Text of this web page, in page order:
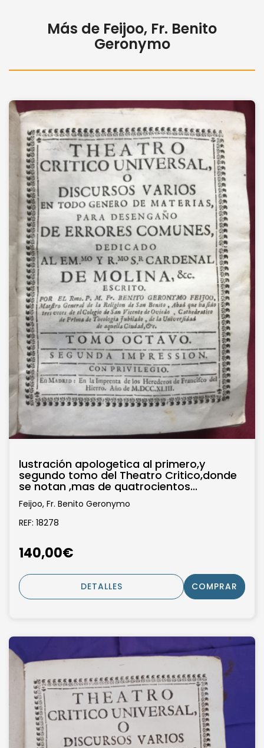
Más de Feijoo, Fr. Benito
Geronymo
lustración apologetica al primero,y
segundo tomo del Theatro Critico,donde
se notan ,mas de quatrocientos...
Feijoo, Fr. Benito Geronymo
REF: 18278
140,00€
DETALLES COMPRAR